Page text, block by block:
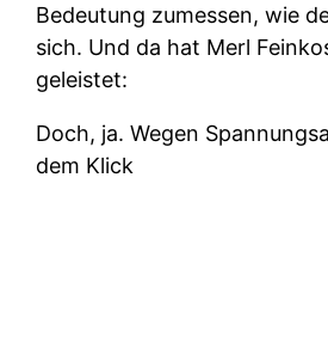
Bedeutung zumessen, wie
sich. Und da hat Merl
geleistet:
Doch, ja. Wegen
dem Klick